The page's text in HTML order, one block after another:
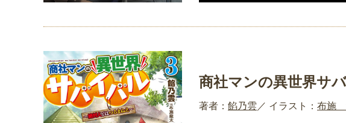
商社マンの異世界サ
著者： 餡乃雲 イラスト： 布施